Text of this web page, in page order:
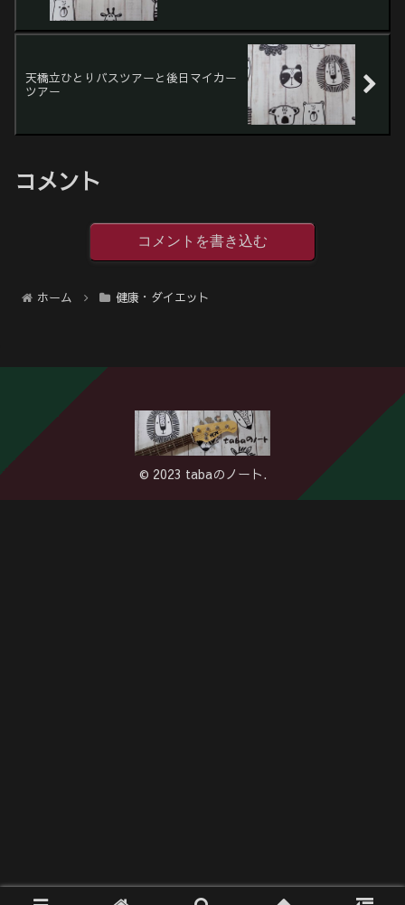
天橋立ひとりバスツアーと後日マイカー
ツアー
コメント
コメントを書き込む
ホーム 健康・ダイエット
© 2023 tabaのノート.